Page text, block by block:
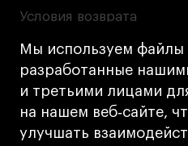
Мы используем файлы
разработанные
и третьими лицами
на нашем веб‑сайте,
улучшать
Условия возврата
Кредит на образование
Лицензия на
деятельности АНО ВО
Университет»
Карта сайта